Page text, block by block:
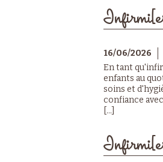
16/06/2026
En tant
enfants au
soins et
confiance
[...]